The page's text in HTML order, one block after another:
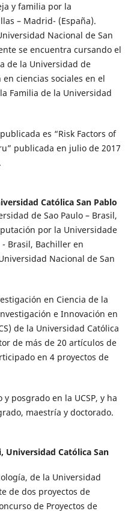
y familia por la
– Madrid- (España).
Nacional de San
se encuentra cursando el
de la Universidad de
ciencias sociales en el
Familia de la Universidad
es “Risk Factors of
publicada en julio de 2017
Católica San Pablo
de Sao Paulo – Brasil,
por la Universidade
- Brasil, Bachiller en
Nacional de San
en Ciencia de la
e Innovación en
de la Universidad Católica
de más de 20 artículos de
en 4 proyectos de
posgrado en la UCSP, y ha
maestría y doctorado.
Universidad Católica San
de la Universidad
de dos proyectos de
de Proyectos de